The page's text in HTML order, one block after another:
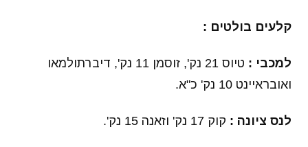
קלעים בולטים :
למכבי :
טיוס 21 נק', זוסמן 11 נק', דיברתולמאו
ואובראיינט 10 נק' כ"א.
לנס ציונה : קוק 17 נק' וזאנה 15 נק'.